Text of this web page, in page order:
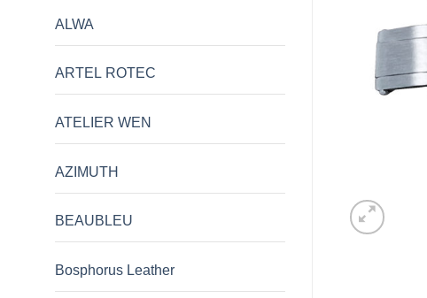
ALWA
ARTEL ROTEC
ATELIER WEN
AZIMUTH
BEAUBLEU
Bosphorus Leather